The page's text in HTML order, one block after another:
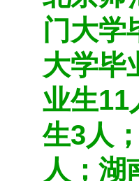
门大学
大学毕
业生11
生3人
人；湖